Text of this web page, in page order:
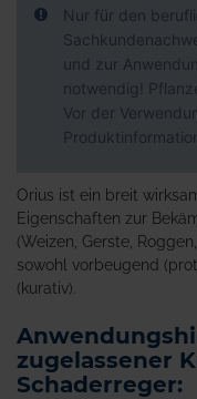
Nur für den
und zur
notwendig!
Vor der
Orius ist ein breit
Eigenschaften zur
(Weizen, Gerste,
sowohl vorbeugend
(kurativ).
zugelassener
Schaderreger: